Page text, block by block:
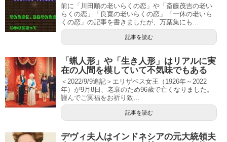
前に「川田順の老いらくの恋」や「斎藤茂吉の老い
らくの恋」「良寛の老いらくの恋」「一休の老いら
くの恋」の記事を書きましたが、万葉集にも...
記事を読む
「蝋人形」や「生き人形」はリアルに実
在の人間を模していて不気味でもある
＜2022/9/9追記＞エリザベス女王（1926年～2022
年）が9月8日、老衰のため96歳で亡くなりました。
謹んでご冥福をお祈り致...
記事を読む
デヴィ夫人はインドネシアの元大統領夫